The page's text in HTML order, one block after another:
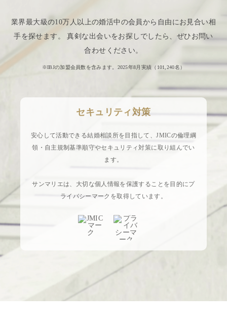
業界最大級の10万人以上の婚活中の会員から自由にお見合い相
手を探せます。 真剣な出会いをお探しでしたら、ぜひお問い
合わせください。
※IBJの加盟会員数を含みます。2025年8月実績（ 101,240名）
セキュリティ対策
安心して活動できる結婚相談所を目指して、JMICの倫理綱
領・自主規制基準順守やセキュリティ対策に取り組んでい
ます。
サンマリエは、大切な個人情報を保護することを目的にプ
ライバシーマークを取得しています。